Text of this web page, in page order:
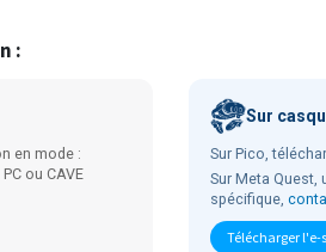
:
en mode :
ou CAVE
Sur
Sur Pico,
Sur Meta Quest,
spécifique,
Télécharger l'e-